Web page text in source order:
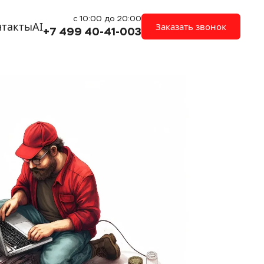
AI
с 10:00 до 20:00
+7 499 40-41-003 Заказать звонок